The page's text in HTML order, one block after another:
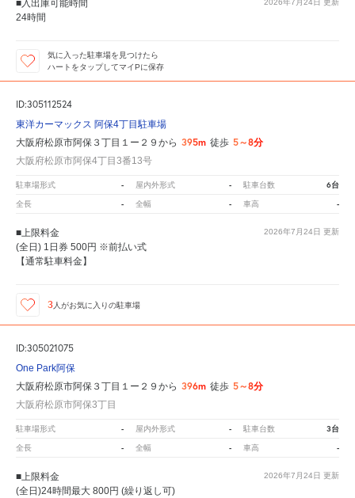
2026年7月24日 更新
■入出庫可能時間
24時間
気に入った駐車場を見つけたら
ハートをタップしてマイPに保存
ID:305112524
東洋カーマックス 阿保4丁目駐車場
大阪府松原市阿保３丁目１ー２９から 395m 徒歩 5～8分
大阪府松原市阿保4丁目3番13号
駐車場形式 - 屋内外形式 - 駐車台数 6台
全長 - 全幅 - 車高 -
2026年7月24日 更新
■上限料金
(全日) 1日券 500円 ※前払い式
【通常駐車料金】
3人がお気に入りの駐車場
ID:305021075
One Park阿保
大阪府松原市阿保３丁目１ー２９から 396m 徒歩 5～8分
大阪府松原市阿保3丁目
駐車場形式 - 屋内外形式 - 駐車台数 3台
全長 - 全幅 - 車高 -
2026年7月24日 更新
■上限料金
(全日)24時間最大 800円 (繰り返し可)